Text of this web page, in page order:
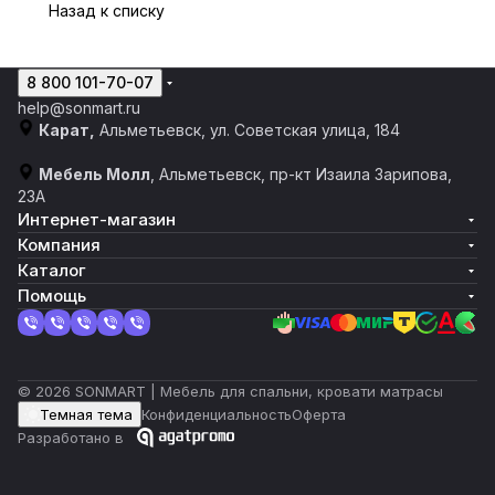
Назад к списку
8 800 101-70-07
help@sonmart.ru
Карат, Альметьевск, ул. Советская улица, 184
Мебель Молл , Альметьевск, пр-кт Изаила Зарипова,
23А
Интернет-магазин
Компания
Каталог
Помощь
© 2026 SONMART | Мебель для спальни, кровати матрасы
Темная тема
КонфиденциальностьОферта
Разработано в